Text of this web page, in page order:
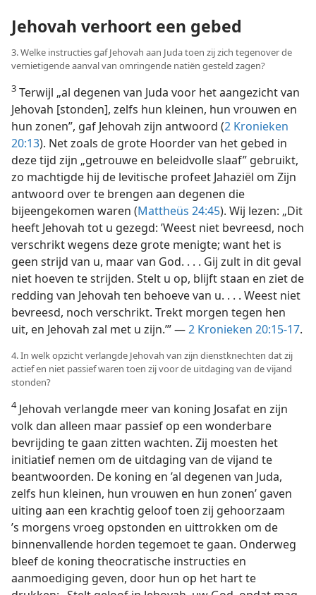
Jehovah verhoort een gebed
3. Welke instructies gaf Jehovah aan Juda toen zij zich tegenover de
vernietigende aanval van omringende natiën gesteld zagen?
3 Terwijl „al degenen van Juda voor het aangezicht van
Jehovah [stonden], zelfs hun kleinen, hun vrouwen en
hun zonen”, gaf Jehovah zijn antwoord (2 Kronieken
20:13). Net zoals de grote Hoorder van het gebed in
deze tijd zijn „getrouwe en beleidvolle slaaf” gebruikt,
zo machtigde hij de levitische profeet Jahaziël om Zijn
antwoord over te brengen aan degenen die
bijeengekomen waren (Mattheüs 24:45). Wij lezen: „Dit
heeft Jehovah tot u gezegd: ’Weest niet bevreesd, noch
verschrikt wegens deze grote menigte; want het is
geen strijd van u, maar van God. . . . Gij zult in dit geval
niet hoeven te strijden. Stelt u op, blijft staan en ziet de
redding van Jehovah ten behoeve van u. . . . Weest niet
bevreesd, noch verschrikt. Trekt morgen tegen hen
uit, en Jehovah zal met u zijn.’” —2 Kronieken 20:15-17.
4. In welk opzicht verlangde Jehovah van zijn dienstknechten dat zij
actief en niet passief waren toen zij voor de uitdaging van de vijand
stonden?
4Jehovah verlangde meer van koning Josafat en zijn
volk dan alleen maar passief op een wonderbare
bevrijding te gaan zitten wachten. Zij moesten het
initiatief nemen om de uitdaging van de vijand te
beantwoorden. De koning en ’al degenen van Juda,
zelfs hun kleinen, hun vrouwen en hun zonen’ gaven
uiting aan een krachtig geloof toen zij gehoorzaam
’s morgens vroeg opstonden en uittrokken om de
binnenvallende horden tegemoet te gaan. Onderweg
bleef de koning theocratische instructies en
aanmoediging geven, door hun op het hart te